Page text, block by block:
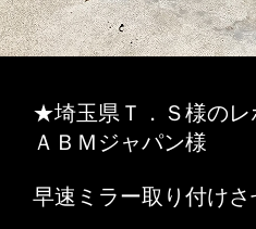
★埼玉県Ｔ．Ｓ様のレ
ＡＢＭジャパン様
早速ミラー取り付け